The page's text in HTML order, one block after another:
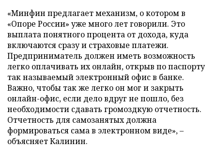
«Минфин предлагает механизм, о котором в
«Опоре России» уже много лет говорили. Это
выплата понятного процента от дохода, куда
включаются сразу и страховые платежи.
Предприниматель должен иметь возможность
легко оплачивать их онлайн, открыв по паспорту
так называемый электронный офис в банке.
Важно, чтобы так же легко он мог и закрыть
онлайн-офис, если дело вдруг не пошло, без
необходимости сдавать громоздкую отчетность.
Отчетность для самозанятых должна
формироваться сама в электронном виде», –
объясняет Калинин.